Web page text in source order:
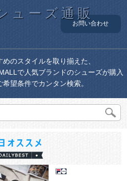
ューズ通販
お問い合わせ
のスタイルを取り揃えた、
で人気ブランドのシューズが購入
望条件でカンタン検索。